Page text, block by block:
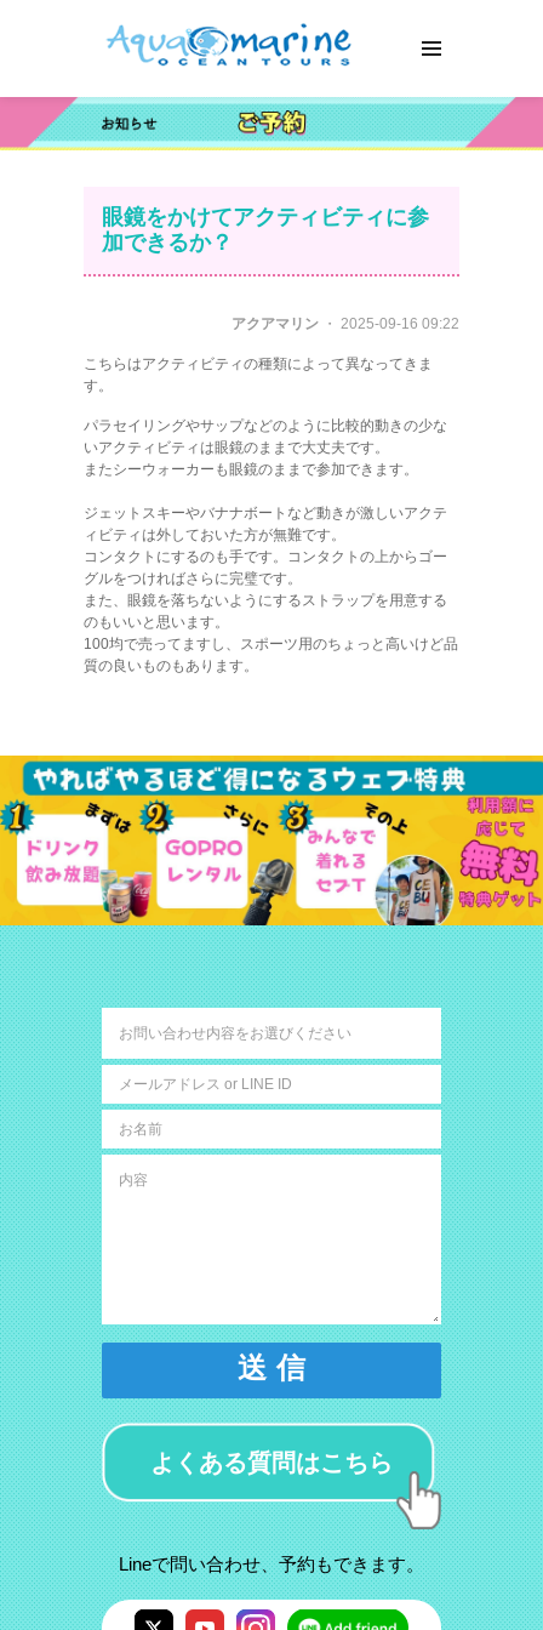
眼鏡をかけてアクティビティに参
加できるか？
アクアマリン ・ 2025-09-16 09:22
こちらはアクティビティの種類によって異なってきま
す。
パラセイリングやサップなどのように比較的動きの少な
いアクティビティは眼鏡のままで大丈夫です。
またシーウォーカーも眼鏡のままで参加できます。
ジェットスキーやバナナボートなど動きが激しいアクテ
ィビティは外しておいた方が無難です。
コンタクトにするのも手です。コンタクトの上からゴー
グルをつければさらに完璧です。
また、眼鏡を落ちないようにするストラップを用意する
のもいいと思います。
100均で売ってますし、スポーツ用のちょっと高いけど品
質の良いものもあります。
送 信
よくある質問はこちら
Lineで問い合わせ、予約もできます。